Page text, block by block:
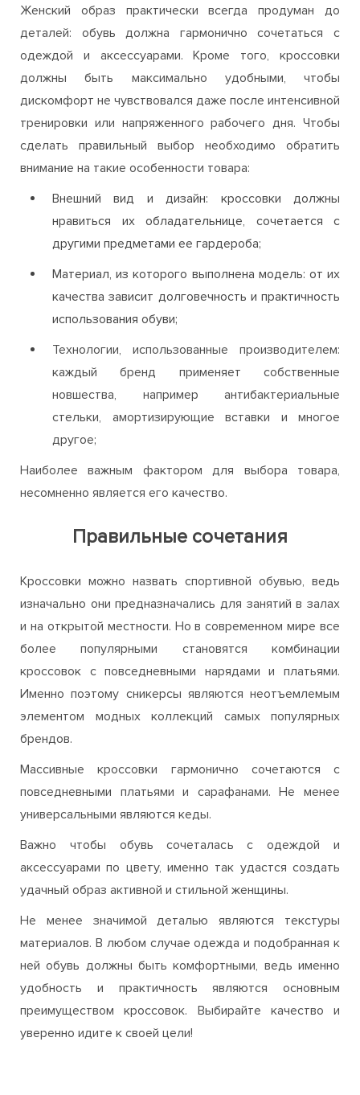
Женский образ практически всегда продуман до
деталей: обувь должна гармонично сочетаться с
одеждой и аксессуарами. Кроме того, кроссовки
должны быть максимально удобными, чтобы
дискомфорт не чувствовался даже после интенсивной
тренировки или напряженного рабочего дня. Чтобы
сделать правильный выбор необходимо обратить
внимание на такие особенности товара:
Внешний вид и дизайн: кроссовки должны
нравиться их обладательнице, сочетается с
другими предметами ее гардероба;
Материал, из которого выполнена модель: от их
качества зависит долговечность и практичность
использования обуви;
Технологии, использованные производителем:
каждый бренд применяет собственные
новшества, например антибактериальные
стельки, амортизирующие вставки и многое
другое;
Наиболее важным фактором для выбора товара,
несомненно является его качество.
Правильные сочетания
Кроссовки можно назвать спортивной обувью, ведь
изначально они предназначались для занятий в залах
и на открытой местности. Но в современном мире все
более популярными становятся комбинации
кроссовок с повседневными нарядами и платьями.
Именно поэтому сникерсы являются неотъемлемым
элементом модных коллекций самых популярных
брендов.
Массивные кроссовки гармонично сочетаются с
повседневными платьями и сарафанами. Не менее
универсальными являются кеды.
Важно чтобы обувь сочеталась с одеждой и
аксессуарами по цвету, именно так удастся создать
удачный образ активной и стильной женщины.
Не менее значимой деталью являются текстуры
материалов. В любом случае одежда и подобранная к
ней обувь должны быть комфортными, ведь именно
удобность и практичность являются основным
преимуществом кроссовок. Выбирайте качество и
уверенно идите к своей цели!